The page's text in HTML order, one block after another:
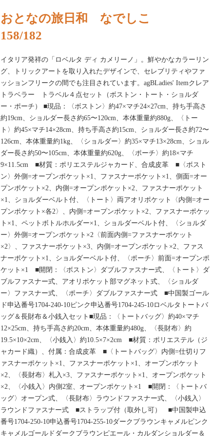
おとなの旅日和 なでしこ
158/182
イタリア発祥の「ロベルタ ディ カメリーノ」。鮮やかなカラーリン
グ、トリックアートを取り入れたデザインで、セレブリティやファ
ッションフリークの間でも注目されています。agBLadies' Itemクレア
トラベラー トラベル４点セット（ボストン・トート・ショルダ
ー・ポーチ） ■現品：〈ボストン〉約47×マチ24×27cm、持ち手高さ
約19cm、ショルダー長さ約65〜120cm、本体重量約880g、〈トー
ト〉約45×マチ14×28cm、持ち手高さ約15cm、ショルダー長さ約72〜
126cm、本体重量約1kg、〈ショルダー〉約35×マチ13×28cm、ショル
ダー長さ約50〜105cm、本体重量約620g、〈ポーチ〉約18×マチ
9×11.5cm ■材質：ポリエステルジャカード、合成皮革 ■〈ボスト
ン〉外側=オープンポケット×1、ファスナーポケット×1、側面=オー
プンポケット×2、内側=オープンポケット×2、ファスナーポケット
×1、ショルダーベルト付、〈トート〉両アオリポケット〈内側=オー
プンポケット×各2〉、内側=オープンポケット×2、ファスナーポケッ
ト×1、ペットボトルホルダー×1、ショルダーベルト付、〈ショルダ
ー〉外側=オープンポケット×2〈前面内側=ファスナーポケット
×2〉、ファスナーポケット×3、内側=オープンポケット×2、ファス
ナーポケット×1、ショルダーベルト付、〈ポーチ〉前面=オープンポ
ケット×1 ■開閉：〈ボストン〉ダブルファスナー式、〈トート〉ダ
ブルファスナー式、アオリポケット部マグネット式、〈ショルダ
ー〉ファスナー式、〈ポーチ〉ダブルファスナー式 ■中国製ゴール
ド申込番号1704-240-10ピンク申込番号1704-245-10ロベルタトートバ
ッグ＆長財布＆小銭入セット■現品：〈トートバッグ〉約40×マチ
12×25cm、持ち手高さ約20cm、本体重量約480g、〈長財布〉約
19.5×10×2cm、〈小銭入〉約10.5×7×2cm ■材質：ポリエステル（ジ
ャカード織）、付属：合成皮革 ■〈トートバッグ〉内側=仕切りフ
ァスナーポケット×1、ファスナーポケット×1、オープンポケット
×2、〈長財布〉札入×3、ファスナーポケット×1、オープンポケット
×2、〈小銭入〉内側2室、オープンポケット×1 ■開閉：〈トートバ
ッグ〉オープン式、〈長財布〉ラウンドファスナー式、〈小銭入〉
ラウンドファスナー式 ■ストラップ付（取外し可） ■中国製申込
番号1704-250-10申込番号1704-255-10ダークブラウンキャメルピンク
キャメルゴールドダークブラウンピエール・カルダンショルダー＆